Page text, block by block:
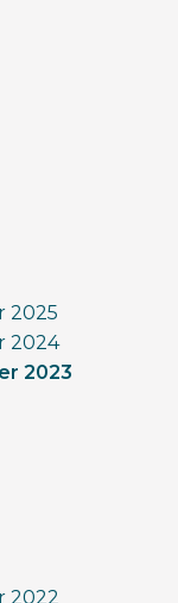
2025
2024
2023
2022